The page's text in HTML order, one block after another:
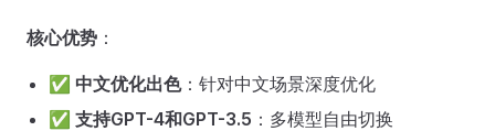
核心优势 ：
✅ 中文优化出色：针对中文场景深度优化
✅ 支持GPT-4和GPT-3.5 ：多模型自由切换